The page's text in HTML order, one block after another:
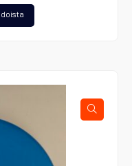
Tällä
tuotteella
Voit
sivulla.